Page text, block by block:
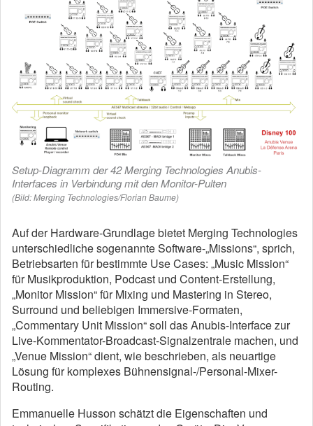
Setup-Diagramm der 42 Merging Technologies Anubis-
Interfaces in Verbindung mit den Monitor-Pulten
(Bild: Merging Technologies/Florian Baume)
Auf der Hardware-Grundlage bietet Merging Technologies
unterschiedliche sogenannte Software-„Missions“, sprich,
Betriebsarten für bestimmte Use Cases: „Music Mission“
für Musikproduktion, Podcast und Content-Erstellung,
„Monitor Mission“ für Mixing und Mastering in Stereo,
Surround und beliebigen Immersive-Formaten,
„Commentary Unit Mission“ soll das Anubis-Interface zur
Live-Kommentator-Broadcast-Signalzentrale machen, und
„Venue Mission“ dient, wie beschrieben, als neuartige
Lösung für komplexes Bühnensignal-/Personal-Mixer-
Routing.
Emmanuelle Husson schätzt die Eigenschaften und